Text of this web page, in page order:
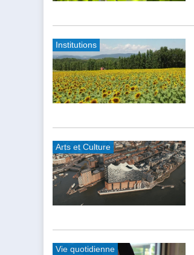
Institutions
Arts et Culture
Vie quotidienne